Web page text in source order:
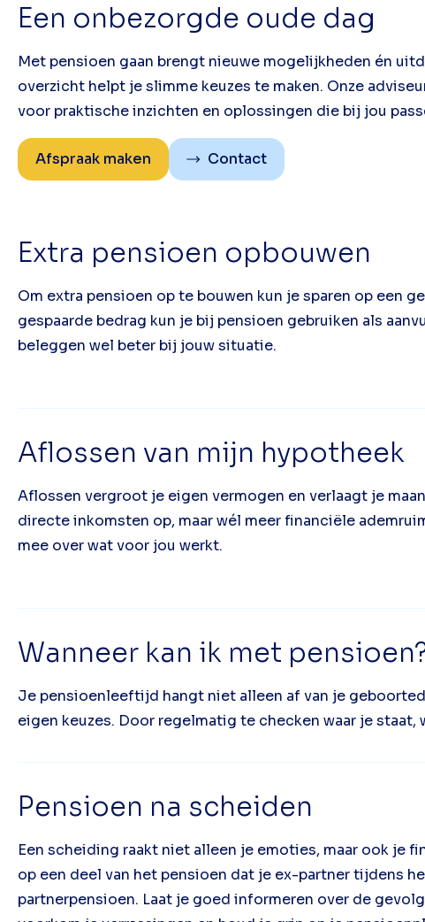
Een onbezorgde oude dag
Met pensioen gaan brengt nieuwe mogelijkheden én
overzicht helpt je slimme keuzes te maken. Onze
voor praktische inzichten en oplossingen die bij jou
Afspraak maken Contact
Extra pensioen opbouwen
Om extra pensioen op te bouwen kun je sparen op een
gespaarde bedrag kun je bij pensioen gebruiken als
beleggen wel beter bij jouw situatie.
Aflossen van mijn hypotheek
Aflossen vergroot je eigen vermogen en verlaagt je
directe inkomsten op, maar wél meer financiële
mee over wat voor jou werkt.
Wanneer kan ik met
Je pensioenleeftijd hangt niet alleen af van je
eigen keuzes. Door regelmatig te checken waar je staat,
Pensioen na scheiden
Een scheiding raakt niet alleen je emoties, maar ook je
op een deel van het pensioen dat je ex-partner tijdens
partnerpensioen. Laat je goed informeren over de